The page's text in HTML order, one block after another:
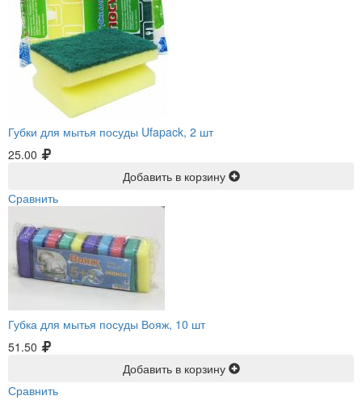
Губки для мытья посуды Ufapack, 2 шт
25.00
Добавить в корзину
Сравнить
Губка для мытья посуды Вояж, 10 шт
51.50
Добавить в корзину
Сравнить